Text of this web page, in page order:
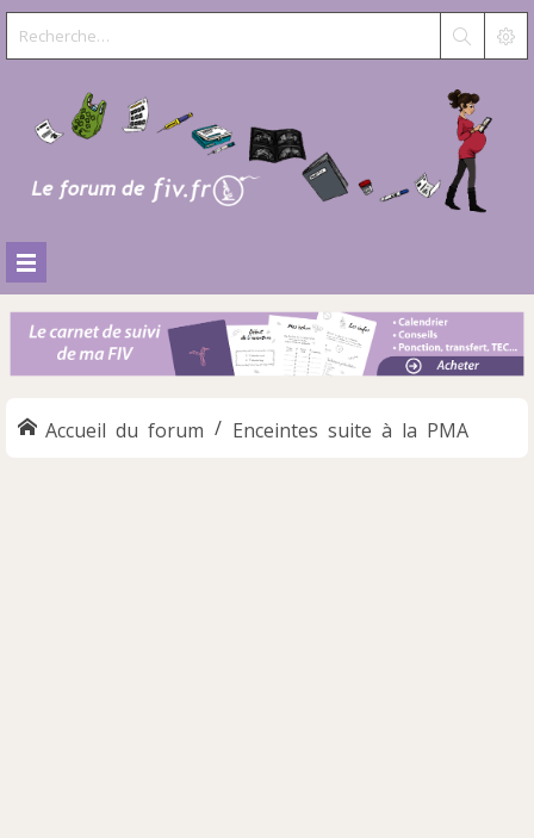
Accueil du forum Enceintes suite à la PMA